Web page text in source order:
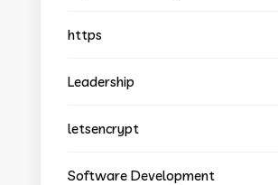
https
Leadership
letsencrypt
Software Development